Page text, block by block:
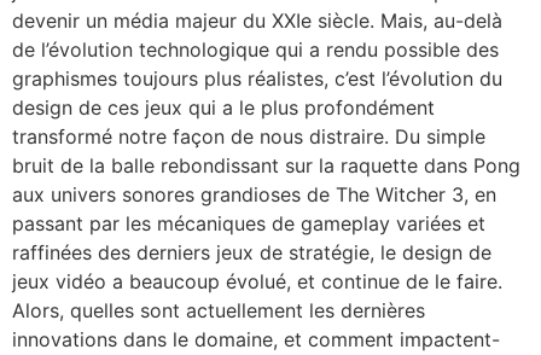
devenir un média majeur du XXIe siècle. Mais, au-delà
de l’évolution technologique qui a rendu possible des
graphismes toujours plus réalistes, c’est l’évolution du
design de ces jeux qui a le plus profondément
transformé notre façon de nous distraire. Du simple
bruit de la balle rebondissant sur la raquette dans Pong
aux univers sonores grandioses de The Witcher 3, en
passant par les mécaniques de gameplay variées et
raffinées des derniers jeux de stratégie, le design de
jeux vidéo a beaucoup évolué, et continue de le faire.
Alors, quelles sont actuellement les dernières
innovations dans le domaine, et comment impactent-